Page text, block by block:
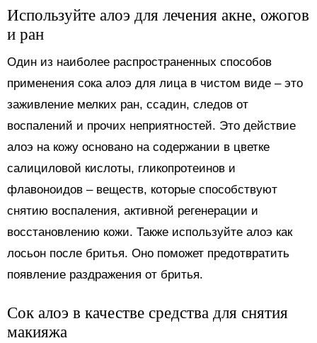
Используйте алоэ для лечения акне, ожогов
и ран
Один из наиболее распространенных способов
применения сока алоэ для лица в чистом виде – это
заживление мелких ран, ссадин, следов от
воспалений и прочих неприятностей. Это действие
алоэ на кожу основано на содержании в цветке
салициловой кислоты, гликопротеинов и
флавоноидов – веществ, которые способствуют
снятию воспаления, активной регенерации и
восстановлению кожи. Также используйте алоэ как
лосьон после бритья. Оно поможет предотвратить
появление раздражения от бритья.
Сок алоэ в качестве средства для снятия
макияжа